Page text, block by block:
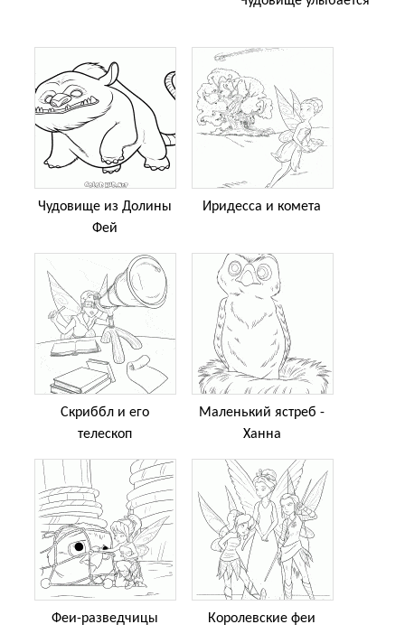
Чудовище из Долины
Фей
Иридесса и комета
Скриббл и его
телескоп
Маленький ястреб -
Ханна
Феи-разведчицы Королевские феи